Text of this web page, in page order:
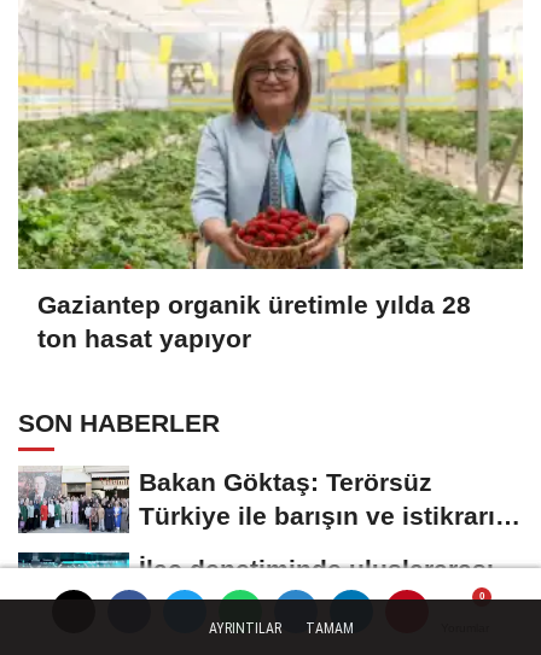
Gaziantep organik üretimle yılda 28
ton hasat yapıyor
SON HABERLER
Bakan Göktaş: Terörsüz
Türkiye ile barışın ve istikrarın
güçlendiği...
İlaç denetiminde uluslararası
standart dönemi
AYRINTILAR TAMAM